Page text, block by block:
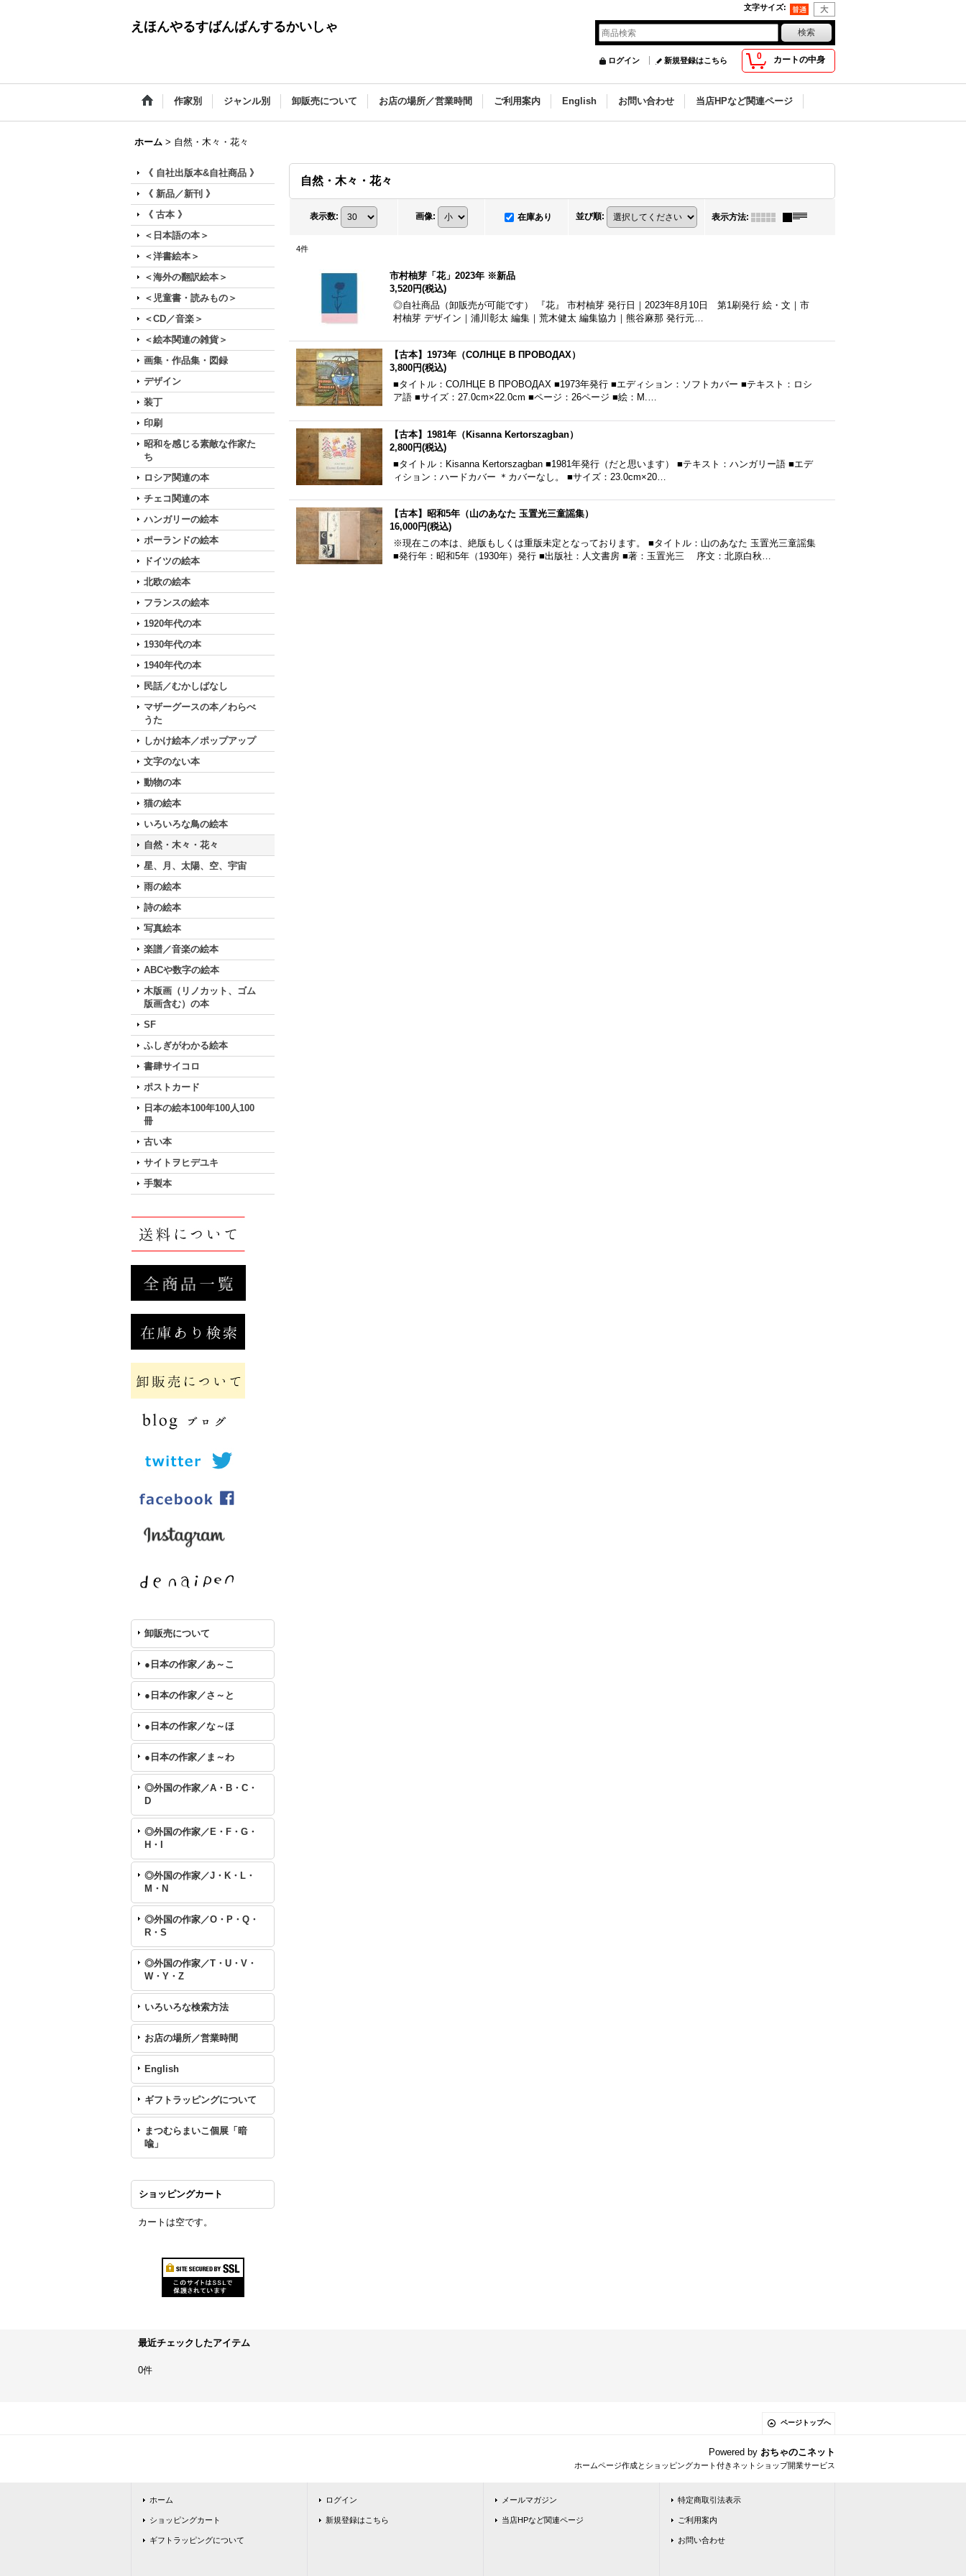
文字サイズ:
えほんやるすばんばんするかいしゃ
0 カートの中身
ログイン 新規登録はこちら
作家別 ジャンル別 卸販売について お店の場所／営業時間 ご利用案内 English お問い合わせ 当店HPなど関連ページ
ホーム > 自然・木々・花々
《 自社出版本&自社商品 》
《 新品／新刊 》
《 古本 》
＜日本語の本＞
＜洋書絵本＞
＜海外の翻訳絵本＞
＜児童書・読みもの＞
＜CD／音楽＞
＜絵本関連の雑貨＞
画集・作品集・図録
デザイン
装丁
印刷
昭和を感じる素敵な作家た
ち
ロシア関連の本
チェコ関連の本
ハンガリーの絵本
ポーランドの絵本
ドイツの絵本
北欧の絵本
フランスの絵本
1920年代の本
1930年代の本
1940年代の本
民話／むかしばなし
マザーグースの本／わらべ
うた
しかけ絵本／ポップアップ
文字のない本
動物の本
猫の絵本
いろいろな鳥の絵本
自然・木々・花々
星、月、太陽、空、宇宙
雨の絵本
詩の絵本
写真絵本
楽譜／音楽の絵本
ABCや数字の絵本
木版画（リノカット、ゴム
版画含む）の本
SF
ふしぎがわかる絵本
書肆サイコロ
ポストカード
日本の絵本100年100人100
冊
古い本
サイトヲヒデユキ
手製本
卸販売について
●日本の作家／あ～こ
●日本の作家／さ～と
●日本の作家／な～ほ
●日本の作家／ま～わ
◎外国の作家／A・B・C・
D
◎外国の作家／E・F・G・
H・I
◎外国の作家／J・K・L・
M・N
◎外国の作家／O・P・Q・
R・S
◎外国の作家／T・U・V・
W・Y・Z
いろいろな検索方法
お店の場所／営業時間
English
ギフトラッピングについて
まつむらまいこ個展「暗
喩」
ショッピングカート
カートは空です。
自然・木々・花々
表示数: 画像: 在庫あり 並び順: 表示方法:
4件
市村柚芽「花」2023年 ※新品
3,520円(税込)
◎自社商品（卸販売が可能です） 『花』 市村柚芽 発行日｜2023年8月10日 第1刷発行 絵・文｜市
村柚芽 デザイン｜浦川彰太 編集｜荒木健太 編集協力｜熊谷麻那 発行元…
【古本】1973年（СОЛНЦЕ B ПРОВОДАХ）
3,800円(税込)
■タイトル：СОЛНЦЕ B ПРОВОДАХ ■1973年発行 ■エディション：ソフトカバー ■テキスト：ロシ
ア語 ■サイズ：27.0cm×22.0cm ■ページ：26ページ ■絵：M.…
【古本】1981年（Kisanna Kertorszagban）
2,800円(税込)
■タイトル：Kisanna Kertorszagban ■1981年発行（だと思います） ■テキスト：ハンガリー語 ■エデ
ィション：ハードカバー ＊カバーなし。 ■サイズ：23.0cm×20…
【古本】昭和5年（山のあなた 玉置光三童謡集）
16,000円(税込)
※現在この本は、絶版もしくは重版未定となっております。 ■タイトル：山のあなた 玉置光三童謡集
■発行年：昭和5年（1930年）発行 ■出版社：人文書房 ■著：玉置光三 序文：北原白秋…
最近チェックしたアイテム
0件
ページトップへ
Powered by おちゃのこネット
ホームページ作成とショッピングカート付きネットショップ開業サービス
ホーム
ショッピングカート
ギフトラッピングについて
ログイン
新規登録はこちら
メールマガジン
当店HPなど関連ページ
特定商取引法表示
ご利用案内
お問い合わせ